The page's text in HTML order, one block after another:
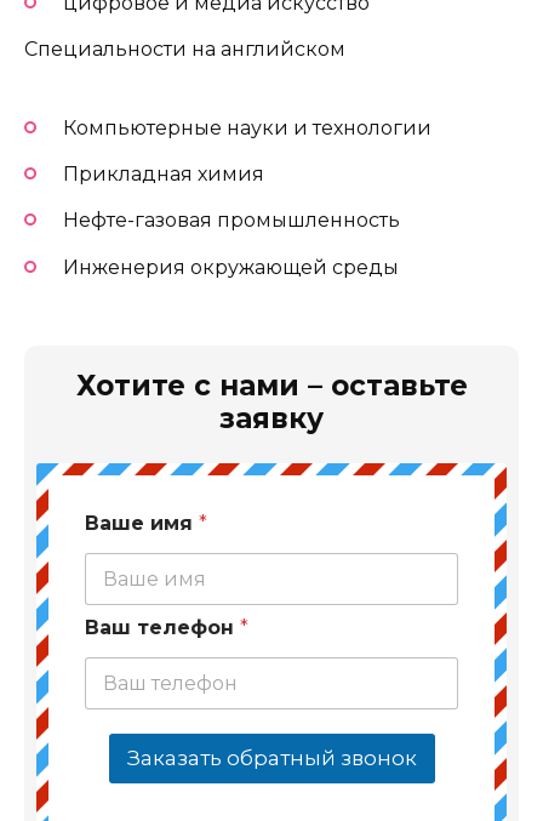
Специальности на английском
Компьютерные науки и технологии
Прикладная химия
Нефте-газовая промышленность
Инженерия окружающей среды
Хотите с нами – оставьте
заявку
Ваше имя *
Ваш телефон *
Заказать обратный звонок